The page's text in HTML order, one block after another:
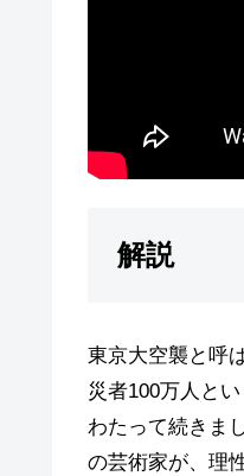
解説
東京大空襲と呼
災者100万人と
わたって続きま
の芸術家が、理